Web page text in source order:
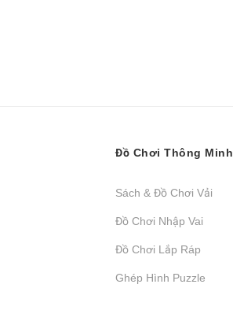
Đồ Chơi Thông Minh
Sách & Đồ Chơi Vải
Đồ Chơi Nhập Vai
Đồ Chơi Lắp Ráp
Ghép Hình Puzzle